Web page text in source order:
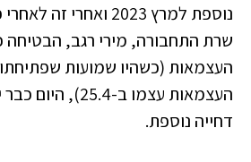
נוספת למרץ 2023
שרת התחבורה, מירי רגב, הבטיחה
העצמאות (כשהיו שמועות
העצמאות עצמו ב-
דחייה נוספת.